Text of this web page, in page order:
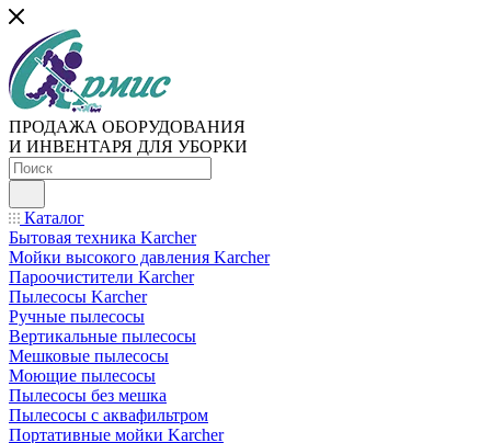
ПРОДАЖА ОБОРУДОВАНИЯ
И ИНВЕНТАРЯ ДЛЯ УБОРКИ
Каталог
Бытовая техника Karcher
Мойки высокого давления Karcher
Пароочистители Karcher
Пылесосы Karcher
Ручные пылесосы
Вертикальные пылесосы
Мешковые пылесосы
Моющие пылесосы
Пылесосы без мешка
Пылесосы с аквафильтром
Портативные мойки Karcher